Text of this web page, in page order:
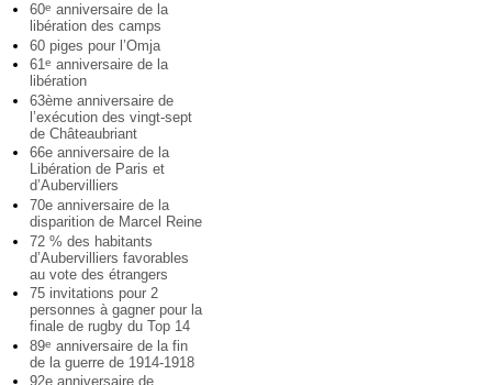
60e anniversaire de la
libération des camps
60 piges pour l’Omja
61e anniversaire de la
libération
63ème anniversaire de
l’exécution des vingt-sept
de Châteaubriant
66e anniversaire de la
Libération de Paris et
d’Aubervilliers
70e anniversaire de la
disparition de Marcel Reine
72 % des habitants
d’Aubervilliers favorables
au vote des étrangers
75 invitations pour 2
personnes à gagner pour la
finale de rugby du Top 14
89e anniversaire de la fin
de la guerre de 1914-1918
92e anniversaire de